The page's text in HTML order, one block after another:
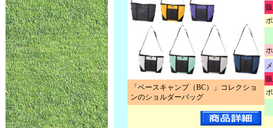
「ベースキャンプ（BC）」コレクショ
ンのショルダーバッグ